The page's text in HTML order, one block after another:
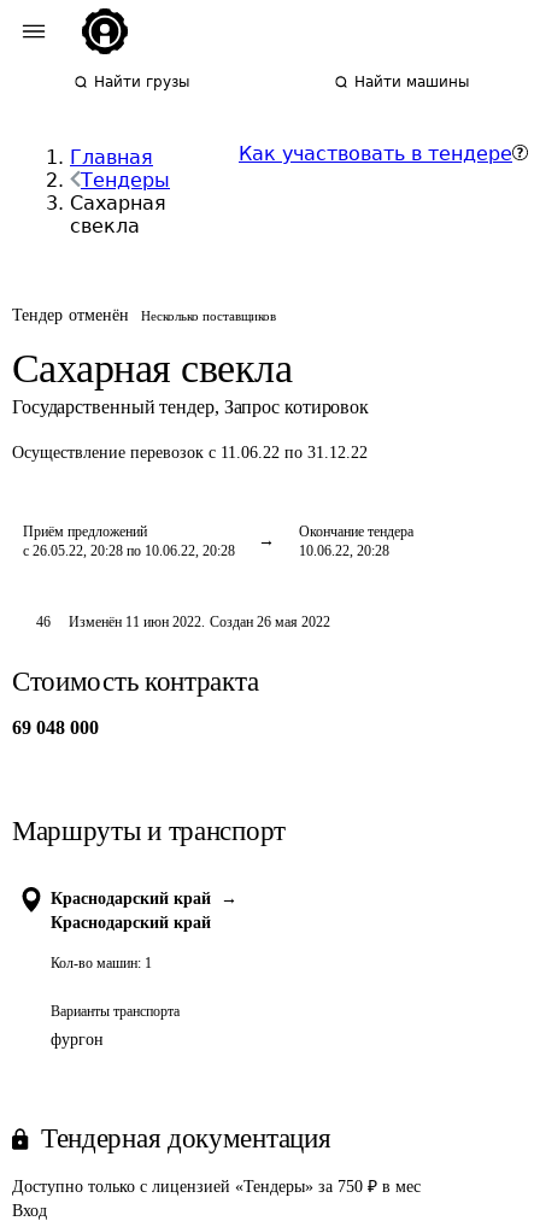
Найти грузы Найти машины
Главная
Тендеры
Сахарная
свекла
Как участвовать в тендере
Тендер отменён Несколько поставщиков
Сахарная свекла
Государственный тендер, Запрос котировок
Осуществление перевозок с 11.06.22 по 31.12.22
Приём предложений
с 26.05.22, 20:28 по 10.06.22, 20:28
Окончание тендера
10.06.22, 20:28
46 Изменён 11 июн 2022. Создан 26 мая 2022
Стоимость контракта
69 048 000
Маршруты и транспорт
Краснодарский край
→
Краснодарский край
Кол-во машин: 1
Варианты транспорта
фургон
Тендерная документация
Доступно только с лицензией «Тендеры» за 750 ₽ в мес
Вход